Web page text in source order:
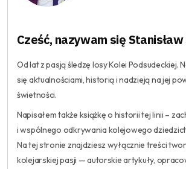
Cześć, nazywam się
Od lat z pasją śledzę losy Kolei Podsudeckiej.
się aktualnościami, historią i nadzieją na jej
świetności.
Napisałem także książkę o historii tej linii –
i wspólnego odkrywania kolejowego
Na tej stronie znajdziesz wyłącznie treści
kolejarskiej pasji — autorskie artykuły,